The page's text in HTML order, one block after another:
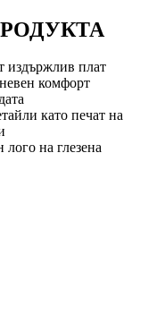
издържлив плат
комфорт
като печат на
на глезена